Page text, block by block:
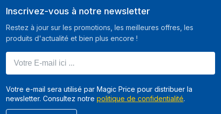
Inscrivez-vous à notre newsletter
Restez à jour sur les promotions, les meilleures offres, les
produits d'actualité et bien plus encore !
Votre e-mail sera utilisé par Magic Price pour distribuer la
newsletter. Consultez notre politique de confidentialité.